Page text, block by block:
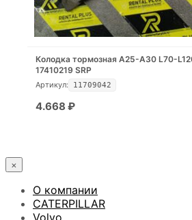
Колодка тормозная A25-A30 L70-
17410219 SRP
Артикул: 11709042
4.668 ₽
×
О компании
CATERPILLAR
Volvo